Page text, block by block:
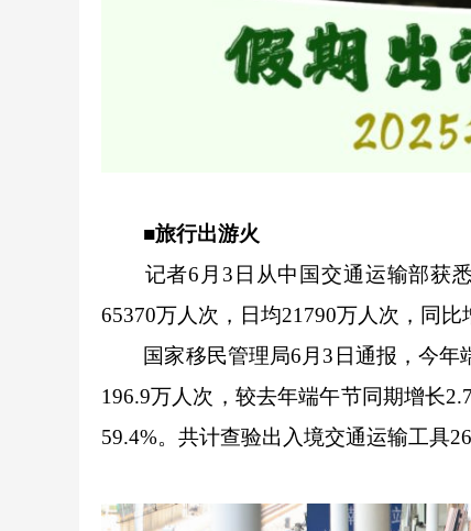
■旅行出游火
记者6月3日从中国交通运输部获悉
65370万人次，日均21790万人次，同比
国家移民管理局6月3日通报，今年
196.9万人次，较去年端午节同期增长
59.4%。共计查验出入境交通运输工具